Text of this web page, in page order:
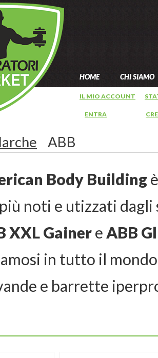
HOME CHI SIAMO
IL MIO ACCOUNT
ENTRA
ABB
Body Building
noti e utizzati
XXL Gainere ABB
in tutto il
e barrette